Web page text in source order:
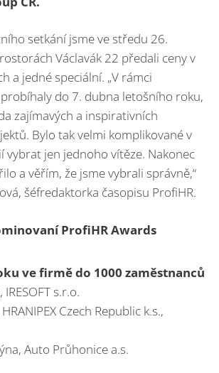
setkání jsme ve středu 26.
Václavák 22 předali ceny v
a jedné speciální. „V rámci
do 7. dubna letošního roku,
zajímavých a inspirativních
Bylo tak velmi komplikované v
vybrat jen jednoho vítěze. Nakonec
a věřím, že jsme vybrali správně,“
šéfredaktorka časopisu ProfiHR.
ProfiHR Awards
ve firmě do 1000 zaměstnanců
s.r.o.
Czech Republic k.s.,
Auto Průhonice a.s.